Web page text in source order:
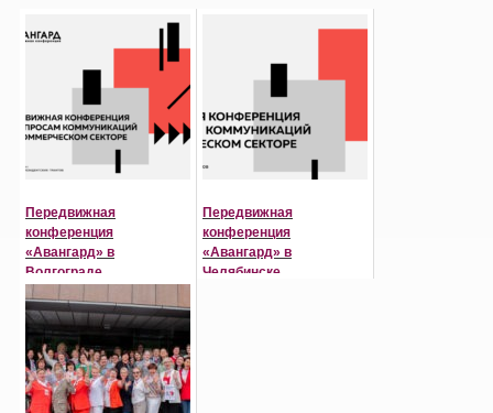
Передвижная
конференция
«Авангард» в
Волгограде
Передвижная
конференция
«Авангард» в
Челябинске